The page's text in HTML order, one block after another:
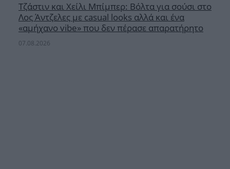
Τζάστιν και Χείλι Μπίμπερ: Βόλτα για σούσι στο
Λος Άντζελες με casual looks αλλά και ένα
«αμήχανο vibe» που δεν πέρασε απαρατήρητο
07.08.2026